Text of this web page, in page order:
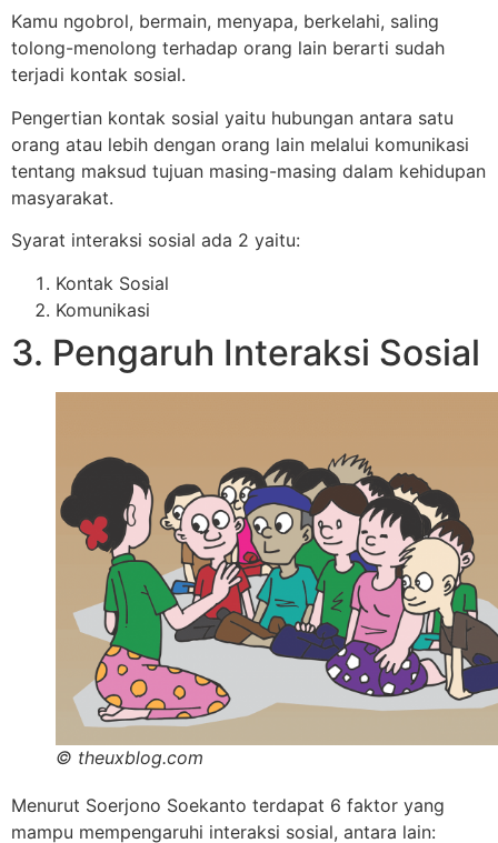
Kamu ngobrol, bermain, menyapa, berkelahi, saling
tolong-menolong terhadap orang lain berarti sudah
terjadi kontak sosial.
Pengertian kontak sosial yaitu hubungan antara satu
orang atau lebih dengan orang lain melalui komunikasi
tentang maksud tujuan masing-masing dalam kehidupan
masyarakat.
Syarat interaksi sosial ada 2 yaitu:
Kontak Sosial
Komunikasi
3. Pengaruh Interaksi Sosial
© theuxblog.com
Menurut Soerjono Soekanto terdapat 6 faktor yang
mampu mempengaruhi interaksi sosial, antara lain: